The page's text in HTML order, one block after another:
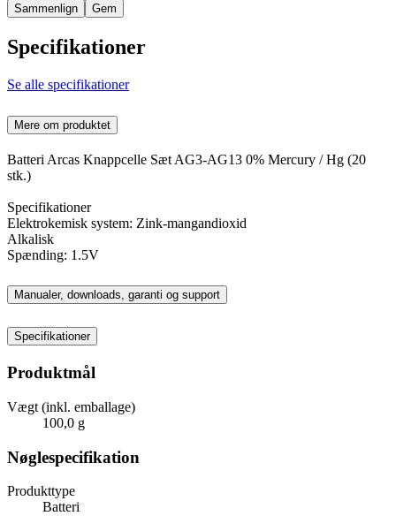
Sammenlign Gem
Specifikationer
Se alle specifikationer
Mere om produktet
Batteri Arcas Knappcelle Sæt AG3-AG13 0% Mercury / Hg (20
stk.)
Specifikationer
Elektrokemisk system: Zink-mangandioxid
Alkalisk
Spænding: 1.5V
Manualer, downloads, garanti og support
Specifikationer
Produktmål
Vægt (inkl. emballage)
100,0 g
Nøglespecifikation
Produkttype
Batteri